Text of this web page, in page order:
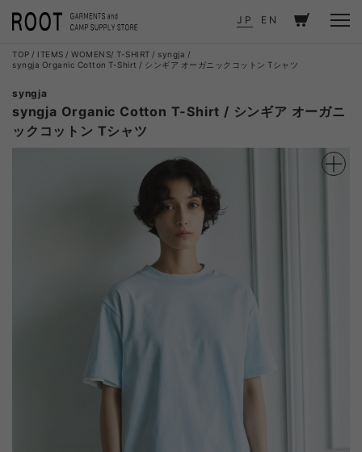
JP EN
TOP ITEMS WOMENS T-SHIRT
syngja
syngja Organic Cotton T-Shirt / シンギア オーガニックコットン Tシャツ
syngja
syngja Organic Cotton T-Shirt / シンギア オーガニ
ックコットン Tシャツ